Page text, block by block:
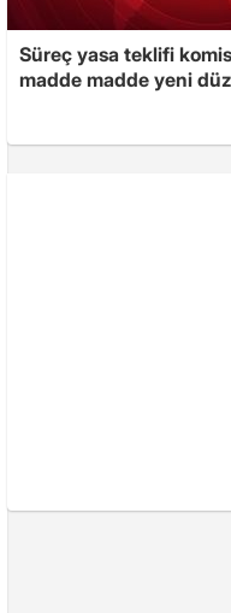
Süreç yasa teklifi
madde madde yeni